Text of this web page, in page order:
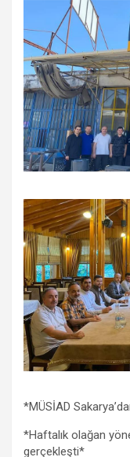
*MÜSİAD
*Haftalık olağan
gerçekleşti*